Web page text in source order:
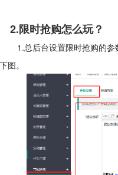
2.限时抢购怎么玩？
后台设置限时抢购的参数设
图。